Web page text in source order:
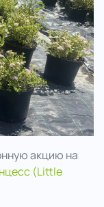
акцию на
(Little